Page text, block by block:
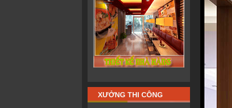
XƯỞNG THI CÔNG